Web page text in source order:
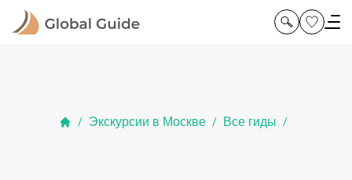
/ Экскурсии в Москве / Все гиды /